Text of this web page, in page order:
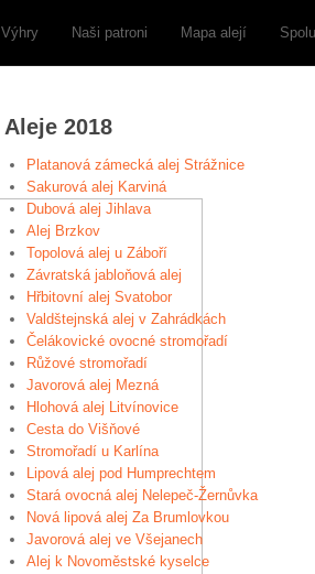
Výhry Naši patroni Mapa alejí
Aleje 2018
Platanová zámecká alej Strážnice
Sakurová alej Karviná
Dubová alej Jihlava
Alej Brzkov
Topolová alej u Záboří
Závratská jabloňová alej
Hřbitovní alej Svatobor
Valdštejnská alej v Zahrádkách
Čelákovické ovocné stromořadí
Růžové stromořadí
Javorová alej Mezná
Hlohová alej Litvínovice
Cesta do Višňové
Stromořadí u Karlína
Lipová alej pod Humprechtem
Stará ovocná alej Nelepeč-Žernůvka
Nová lipová alej Za Brumlovkou
Javorová alej ve Všejanech
Alej k Novoměstské kyselce